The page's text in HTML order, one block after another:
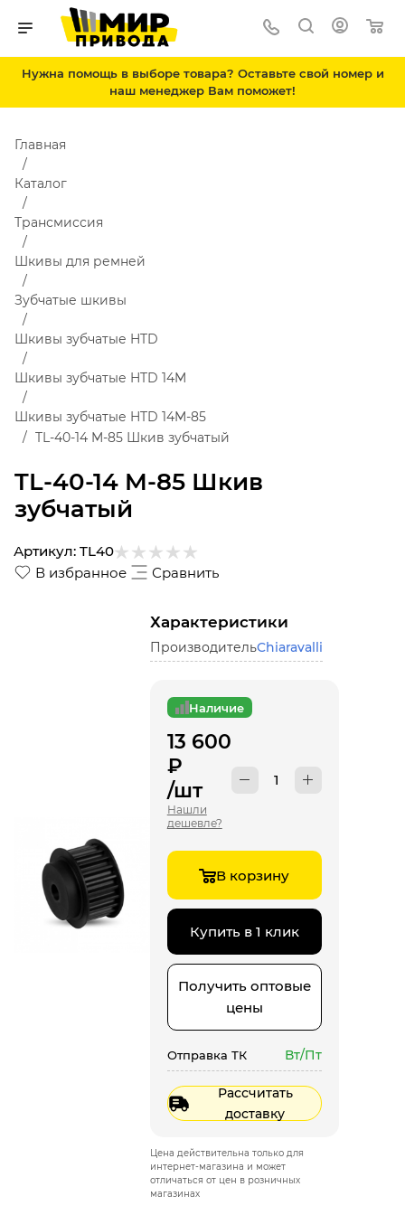
Нужна помощь в выборе товара? Оставьте свой номер и
наш менеджер Вам поможет!
TL-40-14 M-85 Шкив
зубчатый
Главная
Каталог
Трансмиссия
Шкивы для ремней
Зубчатые шкивы
Шкивы зубчатые HTD
Шкивы зубчатые HTD 14M
Шкивы зубчатые HTD 14M-85
TL-40-14 M-85 Шкив зубчатый
В избранное Сравнить
Артикул: TL40
Характеристики
ПроизводительChiaravalli
Наличие
13 600
₽
/шт
Нашли
дешевле?
В корзину
Купить в 1 клик
Получить оптовые
цены
Отправка ТК Вт/Пт
Рассчитать
доставку
Цена действительна только для
интернет-магазина и может
отличаться от цен в розничных
магазинах